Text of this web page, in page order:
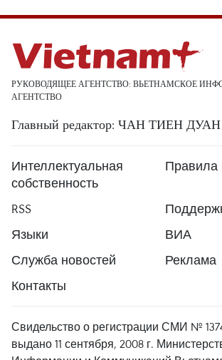
РУКОВОДЯЩЕЕ АГЕНТСТВО: ВЬЕТНАМСКОЕ
АГЕНТСТВО
Главный редактор: ЧАН ТИЕН ДУАН
Интеллектуальная
собственность
Правила
RSS
Языки
ВИА
Служба новостей
Реклама
Контакты
Свидельство о регистрации СМИ №
выдано 11 сентября, 2008 г.